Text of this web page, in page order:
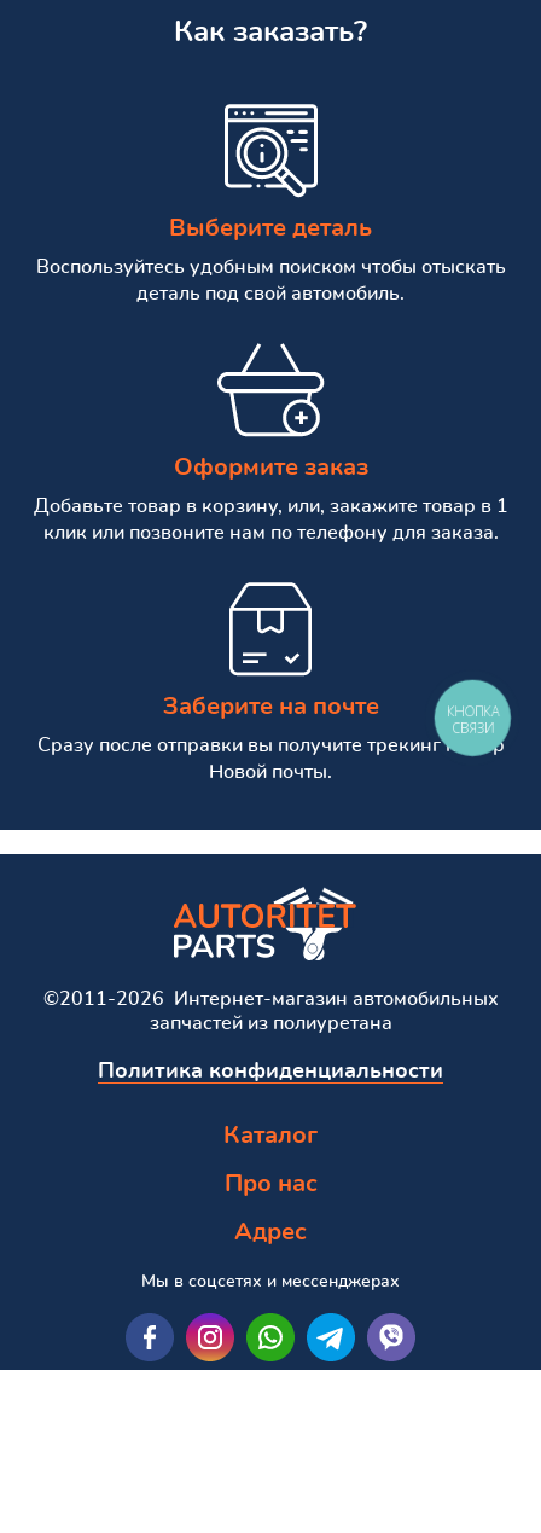
Как заказать?
Выберите деталь
Воспользуйтесь удобным поиском чтобы отыскать
деталь под свой автомобиль.
Оформите заказ
Добавьте товар в корзину, или, закажите товар в 1
клик или позвоните нам по телефону для заказа.
Заберите на почте
Сразу после отправки вы получите трекинг номер
Новой почты.
©2011-2026 Интернет-магазин автомобильных
запчастей из полиуретана
Политика конфиденциальности
Каталог
Про нас
Адрес
Мы в соцсетях и мессенджерах
КНОПКА
СВЯЗИ